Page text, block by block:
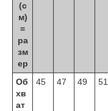
(с
м)
=
ра
зм
ер
Об
хв
ат
45 47 49 51